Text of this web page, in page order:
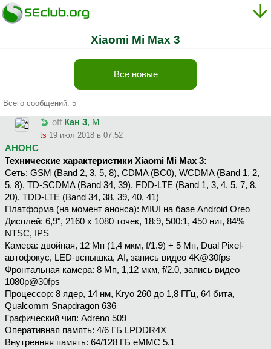
Xiaomi Mi Max 3
Все новые
Всего сообщений: 5
off Кан 3, М
ts 19 июл 2018 в 07:52
АНОНС
Технические характеристики Xiaomi Mi Max 3:
Сеть: GSM (Band 2, 3, 5, 8), CDMA (BC0), WCDMA (Band 1, 2,
5, 8), TD-SCDMA (Band 34, 39), FDD-LTE (Band 1, 3, 4, 5, 7, 8,
20), TDD-LTE (Band 34, 38, 39, 40, 41)
Платформа (на момент анонса): MIUI на базе Android Oreo
Дисплей: 6,9", 2160 х 1080 точек, 18:9, 500:1, 450 нит, 84%
NTSC, IPS
Камера: двойная, 12 Мп (1,4 мкм, f/1.9) + 5 Мп, Dual Pixel-
автофокус, LED-вспышка, AI, запись видео 4K@30fps
Фронтальная камера: 8 Мп, 1,12 мкм, f/2.0, запись видео
1080p@30fps
Процессор: 8 ядер, 14 нм, Kryo 260 до 1,8 ГГц, 64 бита,
Qualcomm Snapdragon 636
Графический чип: Adreno 509
Оперативная память: 4/6 ГБ LPDDR4X
Внутренняя память: 64/128 ГБ eMMC 5.1